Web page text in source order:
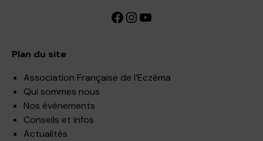
Facebook InstagramYouTube
Plan du site
Association Française de l’Eczéma
Qui sommes nous
Nos événements
Conseils et infos
Actualités